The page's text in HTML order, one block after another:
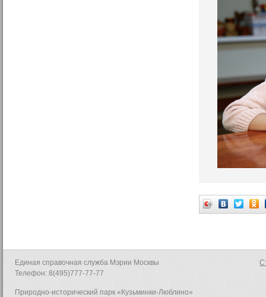
Единая справочная служба Мэрии Москвы
Телефон: 8(495)777-77-77
Природно-исторический парк «Кузьминки-Люблино»